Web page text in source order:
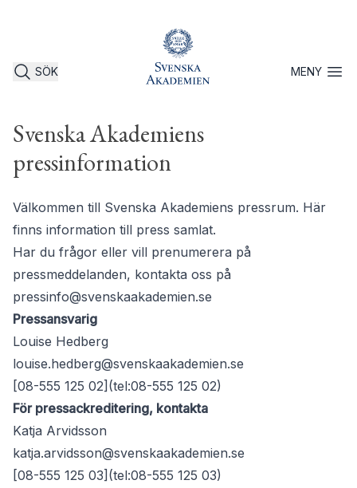
SÖK MENYÖppna
Svenska Akademiens
pressinformation
Välkommen till Svenska Akademiens pressrum. Här
finns information till press samlat.
Har du frågor eller vill prenumerera på
pressmeddelanden, kontakta oss på
pressinfo@svenskaakademien.se
Pressansvarig
Louise Hedberg
louise.hedberg@svenskaakademien.se
[08-555 125 02](tel:08-555 125 02)
För pressackreditering, kontakta
Katja Arvidsson
katja.arvidsson@svenskaakademien.se
[08-555 125 03](tel:08-555 125 03)